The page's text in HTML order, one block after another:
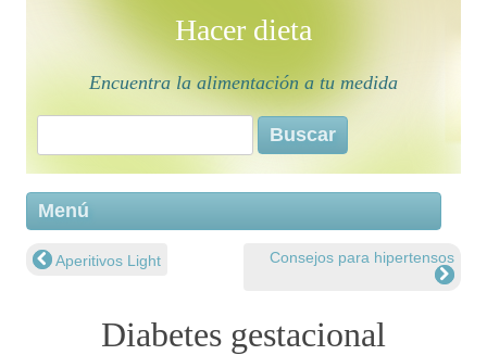
Hacer dieta
Encuentra la alimentación a tu medida
Buscar:
Menú
Navegación de entradas
Aperitivos Light Consejos para hipertensos
Diabetes gestacional